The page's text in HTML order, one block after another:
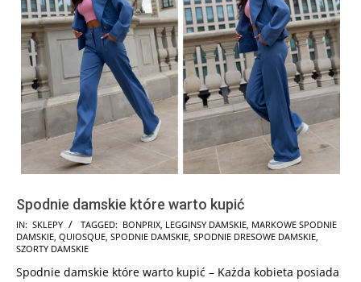
Spodnie damskie które warto kupić
2025-
07-
IN: SKLEPY TAGGED: BONPRIX LEGGINSY DAMSKIE MARKOWE SPODNIE
DAMSKIE QUIOSQUE SPODNIE DAMSKIE SPODNIE DRESOWE DAMSKIE
SZORTY DAMSKIE
Spodnie damskie które warto kupić – Każda kobieta posiada